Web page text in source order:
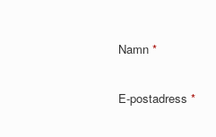
Namn *
E-postadress *